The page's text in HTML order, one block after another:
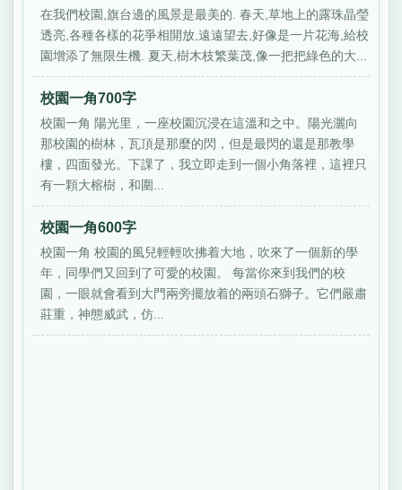
在我們校園,旗台邊的風景是最美的. 春天,草地上的露珠晶瑩
透亮,各種各樣的花爭相開放,遠遠望去,好像是一片花海,給校
園增添了無限生機. 夏天,樹木枝繁葉茂,像一把把綠色的大...
校園一角700字
校園一角 陽光里，一座校園沉浸在這溫和之中。陽光灑向
那校園的樹林，瓦頂是那麼的閃，但是最閃的還是那教學
樓，四面發光。下課了，我立即走到一個小角落裡，這裡只
有一顆大榕樹，和圍...
校園一角600字
校園一角 校園的風兒輕輕吹拂着大地，吹來了一個新的學
年，同學們又回到了可愛的校園。 每當你來到我們的校
園，一眼就會看到大門兩旁擺放着的兩頭石獅子。它們嚴肅
莊重，神態威武，仿...